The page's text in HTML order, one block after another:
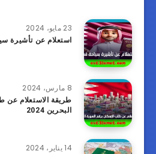
23 مايو، 2024
استعلام عن تأشيرة
8 مارس، 2024
طريقة الاستعلام عن
البحرين 2024
14 يناير، 2024